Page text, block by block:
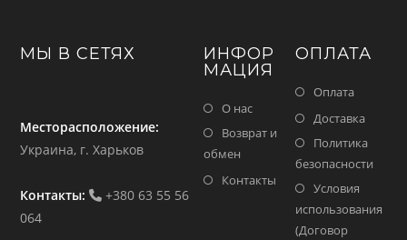
МЫ В СЕТЯХ
Месторасположение:
Украина, г. Харьков
Контакты:
+380 63 55 56
064
ИНФОР
МАЦИЯ
О нас
Возврат и
обмен
Контакты
ОПЛАТА
Оплата
Доставка
Политика
безопасности
Условия
использования
(Договор